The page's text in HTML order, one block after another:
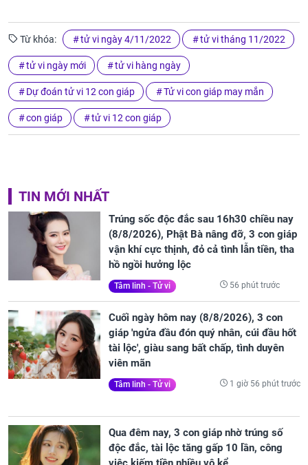
Từ khóa: tử vi ngày 4/11/2022 tử vi tháng 11/2022
tử vi ngày mới tử vi hàng ngày
Dự đoán tử vi 12 con giáp Tử vi con giáp may mắn
con giáp tử vi 12 con giáp
TIN MỚI NHẤT
Trúng sốc độc đắc sau 16h30 chiều nay
(8/8/2026), Phật Bà nâng đỡ, 3 con giáp
vận khí cực thịnh, đỏ cả tình lẫn tiền, tha
hồ ngồi hưởng lộc
Tâm linh - Tử vi 56 phút trước
Cuối ngày hôm nay (8/8/2026), 3 con
giáp 'ngửa đầu đón quý nhân, cúi đầu hốt
tài lộc', giàu sang bất chấp, tình duyên
viên mãn
Tâm linh - Tử vi 1 giờ 56 phút trước
Qua đêm nay, 3 con giáp nhờ trúng số
độc đắc, tài lộc tăng gấp 10 lần, công